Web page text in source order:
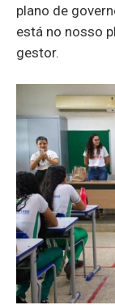
plano de
está no nosso
gestor.